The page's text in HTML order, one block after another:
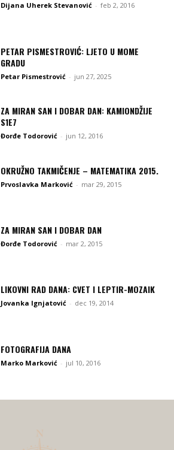
Dijana Uherek Stevanović - feb 2, 2016
PETAR PISMESTROVIĆ: LJETO U MOME
GRADU
Petar Pismestrović - jun 27, 2025
ZA MIRAN SAN I DOBAR DAN: KAMIONDŽIJE
S1E7
Đorđe Todorović - jun 12, 2016
OKRUŽNO TAKMIČENJE – MATEMATIKA 2015.
Prvoslavka Marković - mar 29, 2015
ZA MIRAN SAN I DOBAR DAN
Đorđe Todorović - mar 2, 2015
LIKOVNI RAD DANA: CVET I LEPTIR-MOZAIK
Jovanka Ignjatović - dec 19, 2014
FOTOGRAFIJA DANA
Marko Marković - jul 10, 2016